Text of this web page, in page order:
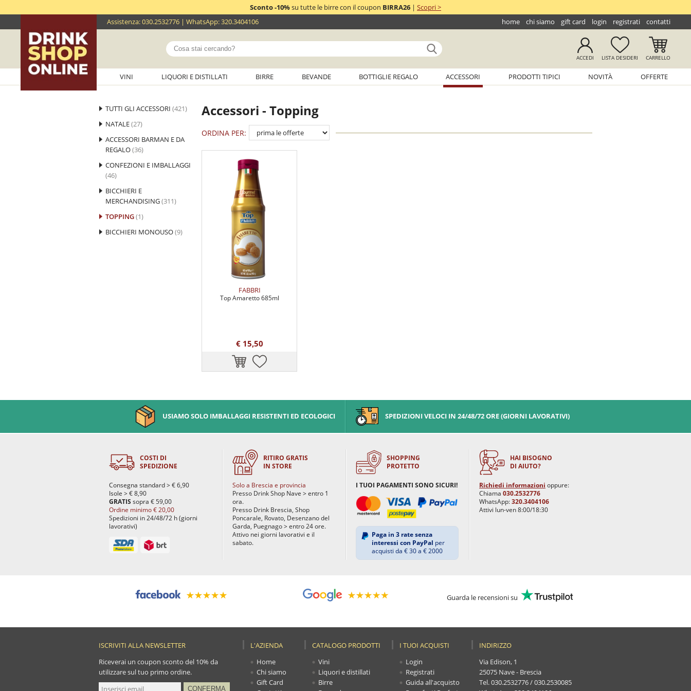
Sconto -10%su tutte le birre con il coupon BIRRA26| Scopri >
Assistenza:030.2532776 | WhatsApp:320.3404106 home chi siamo gift card login registrati contatti
ACCEDI LISTADESIDERI CARRELLO
VINI LIQUORI E DISTILLATI BIRRE BEVANDE BOTTIGLIE REGALO ACCESSORI PRODOTTI TIPICI NOVITÀ OFFERTE
TUTTI GLI ACCESSORI (421)
NATALE(27)
ACCESSORI BARMAN E DA
REGALO(36)
CONFEZIONI E IMBALLAGGI
(46)
BICCHIERI E
MERCHANDISING(311)
TOPPING(1)
BICCHIERI MONOUSO(9)
Accessori - Topping
ORDINA PER:
FABBRI
Top Amaretto 685ml
€ 15,50
USIAMO SOLO IMBALLAGGI RESISTENTI ED ECOLOGICI SPEDIZIONI VELOCI IN 24/48/72 ORE (GIORNI LAVORATIVI)
COSTI DI
SPEDIZIONE
Consegna standard > € 6,90
Isole > € 8,90
GRATIS sopra € 59,00
Ordine minimo € 20,00
Spedizioni in 24/48/72 h (giorni
lavorativi)
RITIRO GRATIS
IN STORE
Solo a Brescia e provincia
Presso Drink Shop Nave > entro 1
ora.
Presso Drink Brescia, Shop
Poncarale, Rovato, Desenzano del
Garda, Puegnago > entro 24 ore.
Attivo nei giorni lavorativi e il
sabato.
SHOPPING
PROTETTO
I TUOI PAGAMENTI SONO SICURI!
Paga in 3 rate senza
interessi con PayPal per
acquisti da € 30 a € 2000
HAI BISOGNO
DI AIUTO?
Richiedi informazioni oppure:
Chiama 030.2532776
WhatsApp:320.3404106
Attivi lun-ven 8:00/18:30
Guarda le recensioni su
ISCRIVITI ALLA NEWSLETTER
Riceverai un coupon sconto del 10% da
utilizzare sul tuo primo ordine.
L'AZIENDA
Home
Chi siamo
Gift Card
CATALOGO PRODOTTI
Vini
Liquori e distillati
Birre
I TUOI ACQUISTI
Login
Registrati
Guida all'acquisto
INDIRIZZO
Via Edison, 1
25075 Nave - Brescia
Tel.030.2532776/030.2530085